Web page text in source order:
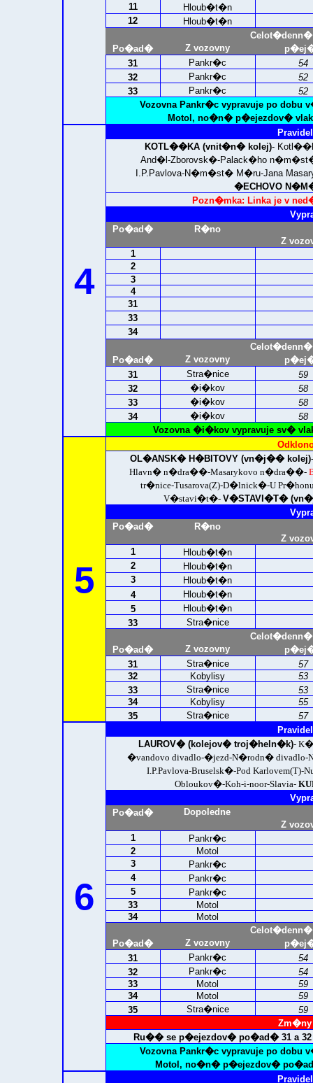
11
Hloub�t�n
12
Hloub�t�n
Po�ad�
Z vozovny
31
Pankr�c
54
32
Pankr�c
52
33
Pankr�c
52
Vozovna Pankr�c vypravuje po
Motol, no�n� p�ejezdov�
4
KOTL��KA (vnit�n� kolej)-
And�l-Zborovsk�-Palack�ho
I.P.Pavlova-N�m�st� M�ru-Jana
�ECHOVO
Pozn�mka: Linka je v
Po�ad�
R�no
Z
1
2
3
4
31
33
34
Po�ad�
Z vozovny
31
Stra�nice
59
32
�i�kov
58
33
�i�kov
58
34
�i�kov
58
Vozovna �i�kov vypravuje sv�
5
OL�ANSK� H�BITOVY (vn�j�� kolej)
Hlavn� n�dra��-Masarykovo n�dra��-
tr�nice-Tusarova(Z)-D�lnick�-U
V�stavi�t�- V�STAVI�T�
Po�ad�
R�no
Z
1
Hloub�t�n
2
Hloub�t�n
3
Hloub�t�n
4
Hloub�t�n
5
Hloub�t�n
33
Stra�nice
Po�ad�
Z vozovny
31
Stra�nice
57
32
Kobylisy
53
33
Stra�nice
53
34
Kobylisy
55
35
Stra�nice 57
6
LAUROV� (kolejov� troj�heln�k)-
�vandovo divadlo-�jezd-N�rodn�
I.P.Pavlova-Bruselsk�-Pod
Obloukov�-Koh-i-noor-Slavia-
Po�ad�
Dopoledne
Z
1
Pankr�c
2
Motol
3
Pankr�c
4
Pankr�c
5
Pankr�c
33
Motol
34
Motol
Po�ad�
Z vozovny
31
Pankr�c
54
32
Pankr�c
54
33
Motol
59
34
Motol
59
35
Stra�nice
59
Zm�ny
Ru�� se p�ejezdov� po�ad� 31 a
Vozovna Pankr�c vypravuje po
Motol, no�n� p�ejezdov�